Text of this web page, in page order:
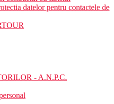
cu posibilitati excelente de
Toate camerele sunt
TV prin satelit. Fiecare camera
gradina.
International Hurghada
datelor pentru contactele de
- A.N.P.C.